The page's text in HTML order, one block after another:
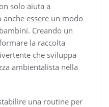
solo aiuta a
anche essere un modo
Creando un
la raccolta
che sviluppa
ambientalista nella
una routine per